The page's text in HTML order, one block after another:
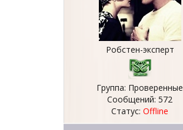
Робстен-эксперт
Группа: Проверенные
Сообщений: 572
Статус: Offline